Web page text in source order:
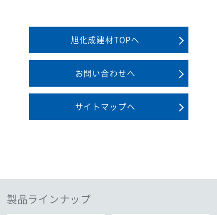
旭化成建材TOPへ
お問い合わせへ
サイトマップへ
製品ラインナップ